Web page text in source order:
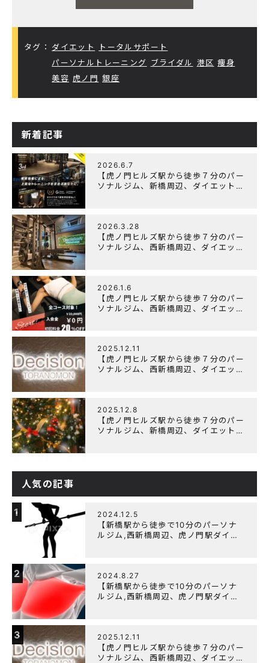
タグ： ダイエット
トータルサポート
パーソナルトレーニング ブライダル 港区 痩身
美容 虎ノ門 銀座
新着記事
2026.6.7
【虎ノ門ヒルズ駅から徒歩７分のパー
ソナルジム、新橋周辺、ダイエットに
2026.3.28
【虎ノ門ヒルズ駅から徒歩７分のパー
ソナルジム、西新橋周辺、ダイエット
2026.1.6
【虎ノ門ヒルズ駅から徒歩７分のパー
ソナルジム、西新橋周辺、ダイエット
2025.12.11
【虎ノ門ヒルズ駅から徒歩７分のパー
ソナルジム、西新橋周辺、ダイエット
2025.12.8
【虎ノ門ヒルズ駅から徒歩７分のパー
ソナルジム、新橋周辺、ダイエットに
人気の記事
1 2024.12.5
【新橋駅から徒歩で10分のパーソナ
ルジム,西新橋周辺、虎ノ門駅ダイエ
2 2024.8.27
【新橋駅から徒歩で10分のパーソナ
ルジム,西新橋周辺、虎ノ門駅ダイエ
3 2025.12.11
【虎ノ門ヒルズ駅から徒歩７分のパー
ソナルジム、西新橋周辺、ダイエット